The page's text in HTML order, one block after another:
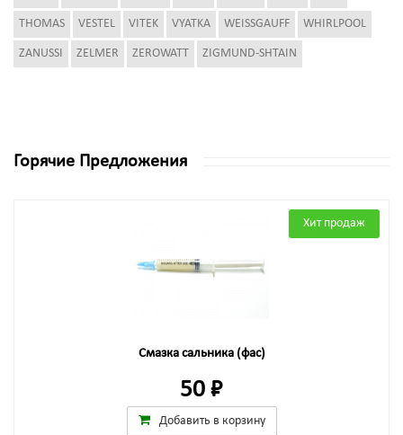
THOMAS VESTEL VITEK VYATKA WEISSGAUFF WHIRLPOOL
ZANUSSI ZELMER ZEROWATT ZIGMUND-SHTAIN
Горячие Предложения
Хит продаж
Смазка сальника (фас)
50 ₽
Добавить в корзину